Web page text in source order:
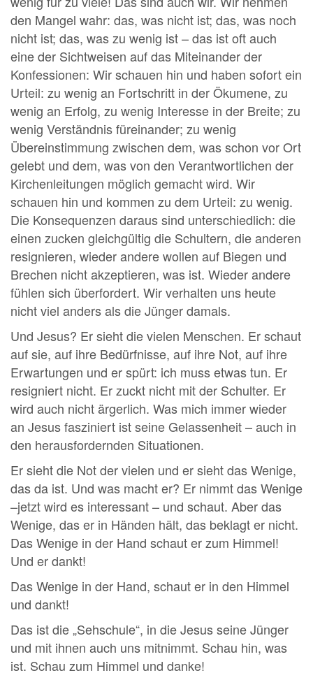
den Mangel wahr: das, was nicht ist; das, was noch
nicht ist; das, was zu wenig ist – das ist oft auch
eine der Sichtweisen auf das Miteinander der
Konfessionen: Wir schauen hin und haben sofort ein
Urteil: zu wenig an Fortschritt in der Ökumene, zu
wenig an Erfolg, zu wenig Interesse in der Breite; zu
wenig Verständnis füreinander; zu wenig
Übereinstimmung zwischen dem, was schon vor Ort
gelebt und dem, was von den Verantwortlichen der
Kirchenleitungen möglich gemacht wird. Wir
schauen hin und kommen zu dem Urteil: zu wenig.
Die Konsequenzen daraus sind unterschiedlich: die
einen zucken gleichgültig die Schultern, die anderen
resignieren, wieder andere wollen auf Biegen und
Brechen nicht akzeptieren, was ist. Wieder andere
fühlen sich überfordert. Wir verhalten uns heute
nicht viel anders als die Jünger damals.
Und Jesus? Er sieht die vielen Menschen. Er schaut
auf sie, auf ihre Bedürfnisse, auf ihre Not, auf ihre
Erwartungen und er spürt: ich muss etwas tun. Er
resigniert nicht. Er zuckt nicht mit der Schulter. Er
wird auch nicht ärgerlich. Was mich immer wieder
an Jesus fasziniert ist seine Gelassenheit – auch in
den herausfordernden Situationen.
Er sieht die Not der vielen und er sieht das Wenige,
das da ist. Und was macht er? Er nimmt das Wenige
–jetzt wird es interessant – und schaut. Aber das
Wenige, das er in Händen hält, das beklagt er nicht.
Das Wenige in der Hand schaut er zum Himmel!
Und er dankt!
Das Wenige in der Hand, schaut er in den Himmel
und dankt!
Das ist die „Sehschule“, in die Jesus seine Jünger
und mit ihnen auch uns mitnimmt. Schau hin, was
ist. Schau zum Himmel und danke!